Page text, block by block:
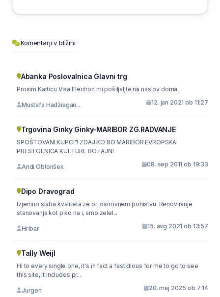
Komentarji v bližini
Abanka Poslovalnica Glavni trg
Prosim Karticu Visa Electron mi pošiljaljte na naslov doma.
Mustafa Hadžiagan... 12. jan 2021 ob 11:27
Trgovina Ginky Ginky-MARIBOR ZG.RADVANJE
SPOŠTOVANI KUPCI"! ZDAJ,KO BO MARIBOR EVROPSKA
PRESTOLNICA KULTURE BO FAJN!
Andi Oblonšek 08. sep 2011 ob 19:33
Dipo Dravograd
Izjemno slaba kvaliteta ze pri osnovnem pohistvu. Renoviranje
stanovanja kot piko na i, smo zelel...
Hribar 15. avg 2021 ob 13:57
Tally Weijl
Hi to every single one, it's in fact a fastidious for me to go to see
this site, it includes pr...
Jurgen 20. maj 2025 ob 7:14